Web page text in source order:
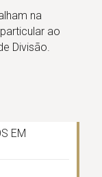
na
ao
Divisão.
EM